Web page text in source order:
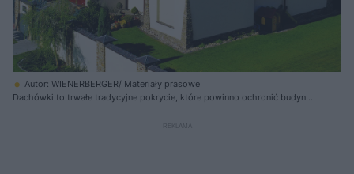
Autor: WIENERBERGER/ Materiały prasowe
Dachówki to trwałe tradycyjne pokrycie, które powinno ochronić budynek